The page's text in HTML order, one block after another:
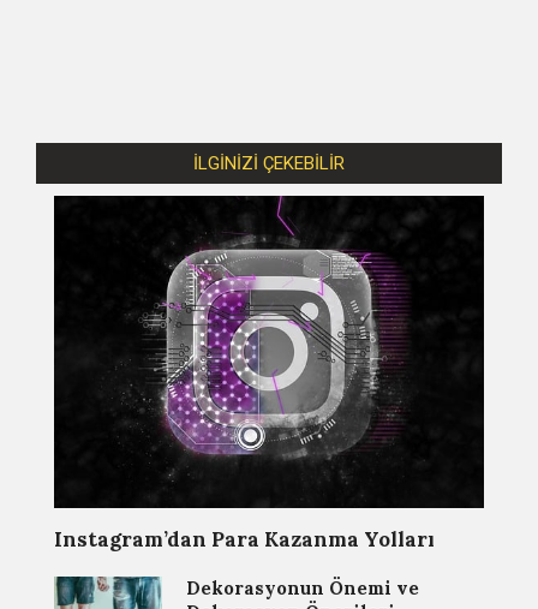
İLGİNİZİ ÇEKEBİLİR
Instagram’dan Para Kazanma Yolları
Dekorasyonun Önemi ve